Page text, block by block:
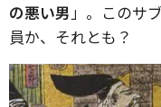
の悪い男」。このサ
員か、それとも？